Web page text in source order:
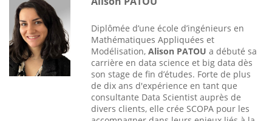
Diplômée d’une école d’ingénieurs en
Mathématiques Appliquées et
Modélisation, Alison PATOU a débuté sa
carrière en data science et big data dès
son stage de fin d’études. Forte de plus
de dix ans d'expérience en tant que
consultante Data Scientist auprès de
divers clients, elle crée SCOPA pour les